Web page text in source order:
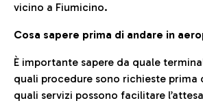
vicino a Fiumicino.
Cosa sapere prima di andare in
È importante sapere da quale
quali procedure sono richieste prima
quali servizi possono facilitare